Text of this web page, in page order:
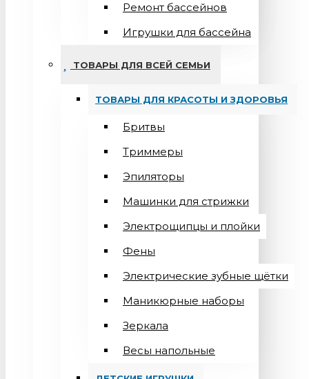
Ремонт бассейнов
Игрушки для бассейна
ТОВАРЫ ДЛЯ ВСЕЙ СЕМЬИ
ТОВАРЫ ДЛЯ КРАСОТЫ И ЗДОРОВЬЯ
Бритвы
Триммеры
Эпиляторы
Машинки для стрижки
Электрощипцы и плойки
Фены
Электрические зубные щётки
Маникюрные наборы
Зеркала
Весы напольные